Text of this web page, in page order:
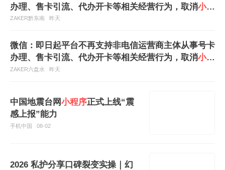
办理、售卡引流、代办开卡等相关经营行为，取消小程
序类目“电话卡销售”
ZAKER黔东南 昨天
微信：即日起平台不再支持非电信运营商主体从事号卡
办理、售卡引流、代办开卡等相关经营行为，取消小程
序类目“电话卡销售”
ZAKER六盘水 昨天
中国地震台网小程序正式上线“震
感上报”能力
手机中国 08-02
2026 私护分享口碑裂变实操｜幻